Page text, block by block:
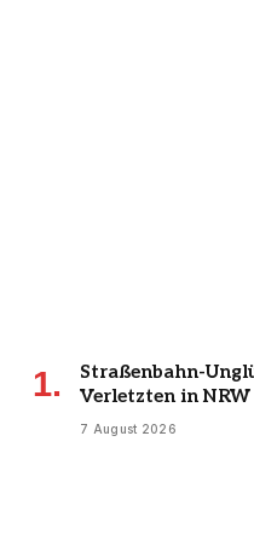
Straßenbahn-
Verletzten in NRW
7 August 2026